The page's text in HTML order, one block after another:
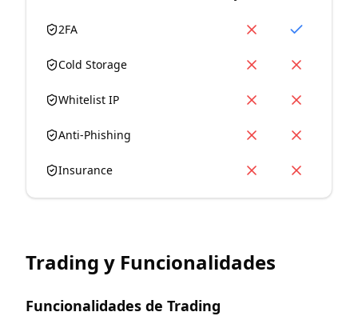
2FA
Cold Storage
Whitelist IP
Anti-Phishing
Insurance
Trading y Funcionalidades
Funcionalidades de Trading